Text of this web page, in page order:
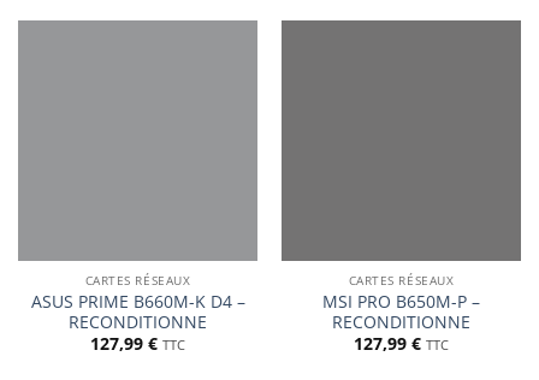
CARTES RÉSEAUX
ASUS PRIME B660M-K D4 –
RECONDITIONNE
127,99 € TTC
CARTES RÉSEAUX
MSI PRO B650M-P –
RECONDITIONNE
127,99 € TTC